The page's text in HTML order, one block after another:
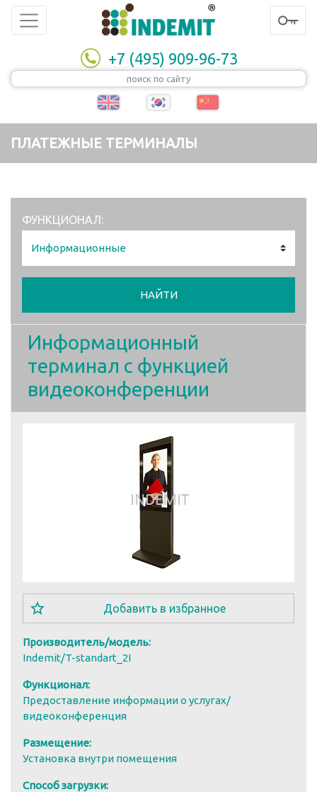
+7 (495) 909-96-73
ПЛАТЕЖНЫЕ ТЕРМИНАЛЫ
ФУНКЦИОНАЛ:
НАЙТИ
Информационный
терминал с функцией
видеоконференции
star_border Добавить в избранное
Производитель/модель:
Indemit/T-standart_2I
Функционал:
Предоставление информации о услугах/
видеоконференция
Размещение:
Установка внутри помещения
Способ загрузки: